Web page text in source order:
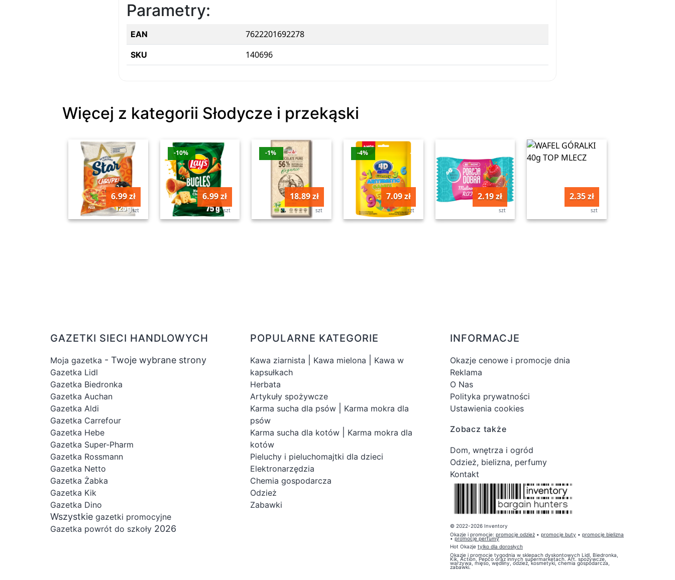
Parametry:
EAN 7622201692278
SKU 140696
Więcej z kategorii Słodycze i przekąski
6.99 zł
szt
-10%
6.99 zł
szt
-1%
18.89 zł
szt
-4%
7.09 zł
szt
2.19 zł
szt
2.35 zł
szt
GAZETKI SIECI HANDLOWYCH
Moja gazetka - Twoje wybrane strony
Gazetka Lidl
Gazetka Biedronka
Gazetka Auchan
Gazetka Aldi
Gazetka Carrefour
Gazetka Hebe
Gazetka Super-Pharm
Gazetka Rossmann
Gazetka Netto
Gazetka Żabka
Gazetka Kik
Gazetka Dino
Wszystkie gazetki promocyjne
Gazetka powrót do szkoły 2026
POPULARNE KATEGORIE
Kawa ziarnista Kawa mielona
Kawa w
kapsułkach
Herbata
Artykuły spożywcze
Karma sucha dla psów
Karma mokra dla
psów
Karma sucha dla kotów
Karma mokra dla
kotów
Pieluchy i pieluchomajtki dla dzieci
Elektronarzędzia
Chemia gospodarcza
Odzież
Zabawki
INFORMACJE
Okazje cenowe i promocje dnia
Reklama
O Nas
Polityka prywatności
Ustawienia cookies
Zobacz także
Dom, wnętrza i ogród
Odzież, bielizna, perfumy
Kontakt
© 2022-2026 Inventory
Okazje i promocje: promocje odzież • promocje buty • promocje bielizna
•promocje perfumy
Hot Okazje tylko dla dorosłych
Okazje i promocje tygodnia w sklepach dyskontowych Lidl, Biedronka,
Kik, Action, Pepco oraz innych supermarketach. Art. spożywcze,
warzywa, mięso, wędliny, odzież, kosmetyki, chemia gospodarcza,
zabawki.